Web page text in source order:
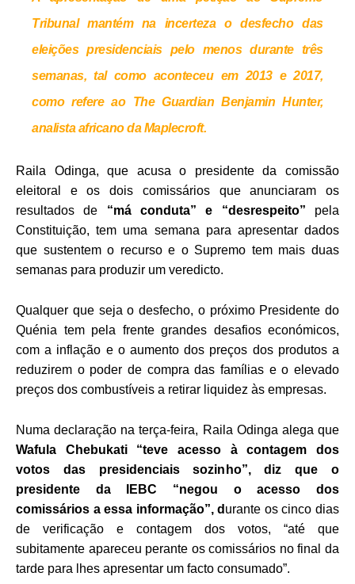
Tribunal mantém na incerteza o desfecho das
eleições presidenciais pelo menos durante três
semanas, tal como aconteceu em 2013 e 2017,
como refere ao The Guardian Benjamin Hunter,
analista africano da Maplecroft.
Raila Odinga, que acusa o presidente da comissão
eleitoral e os dois comissários que anunciaram os
resultados de “má conduta” e “desrespeito” pela
Constituição, tem uma semana para apresentar dados
que sustentem o recurso e o Supremo tem mais duas
semanas para produzir um veredicto.
Qualquer que seja o desfecho, o próximo Presidente do
Quénia tem pela frente grandes desafios económicos,
com a inflação e o aumento dos preços dos produtos a
reduzirem o poder de compra das famílias e o elevado
preços dos combustíveis a retirar liquidez às empresas.
Numa declaração na terça-feira, Raila Odinga alega que
Wafula Chebukati “teve acesso à contagem dos
votos das presidenciais sozinho”, diz que o
presidente da IEBC “negou o acesso dos
comissários a essa informação”, d urante os cinco dias
de verificação e contagem dos votos, “até que
subitamente apareceu perante os comissários no final da
tarde para lhes apresentar um facto consumado”.